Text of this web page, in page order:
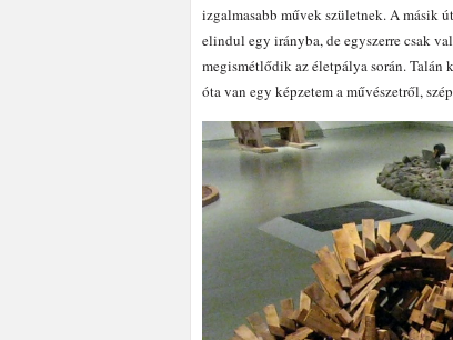
izgalmasabb művek születnek. A másik
elindul egy irányba, de egyszerre csak
megismétlődik az életpálya során. Talán
óta van egy képzetem a művészetről,